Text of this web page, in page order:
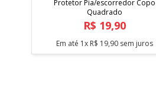
Protetor Pia/escorredor Copo
Quadrado
R$ 19,90
Em até 1x R$ 19,90sem juros